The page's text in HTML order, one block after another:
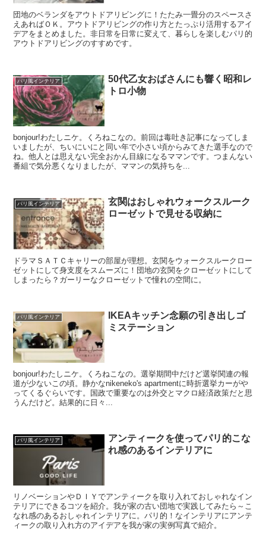
団地のベランダをアウトドアリビングに！たたみ一畳分のスペースさ
えあればＯＫ。アウトドアリビングの作り方とたっぷり活用するアイ
デアをまとめました。非日常を日常に変えて、暮らしを楽しむパリ的
アウトドアリビングのすすめです。
パリ風インテリア
50代乙女おばさんにも響く昭和レ
トロ小物
bonjour!わたしニケ。くろねこなの。前回は毒吐き記事になってしま
いましたが、ちいにいにと同い年で小さい頃からみてきた選手なので
ね。他人とは思えない完全おかん目線になるママンです。つまんない
番組で気分悪くなりましたが、ママンの気持ちを...
パリ風インテリア
玄関はおしゃれウォークスルーク
ローゼットで見せる収納に
ドラマＳＡＴＣキャリーの部屋が理想。玄関をウォークスルークロー
ゼットにして身支度をスムーズに！団地の玄関をクローゼットにして
しまったら？ガーリーなクローゼットで憧れの空間に。
パリ風インテリア
IKEAキッチン念願の引き出しゴ
ミステーション
bonjour!わたしニケ。くろねこなの。選挙期間中だけど選挙関連の報
道が少ないこの頃。静かなnikeneko's apartmentに時折選挙カーがや
ってくるぐらいです。国政で重要なのは外交とマクロ経済政策だと思
うんだけど。結果的に日々...
パリ風インテリア
アンティークを使ってパリ的こな
れ感のあるインテリアに
リノベーションやＤＩＹでアンティークを取り入れておしゃれなイン
テリアにできるコツを紹介。我が家の古い団地で実践してみたら～こ
なれ感のあるおしゃれインテリアに。パリ的！なインテリアにアンテ
ィークの取り入れ方のアイデアを我が家の実例写真で紹介。